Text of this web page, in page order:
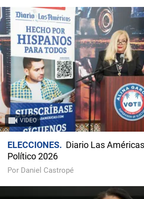
VIDEO
ELECCIONES
Diario Las
Político 2026
Por Daniel Castropé